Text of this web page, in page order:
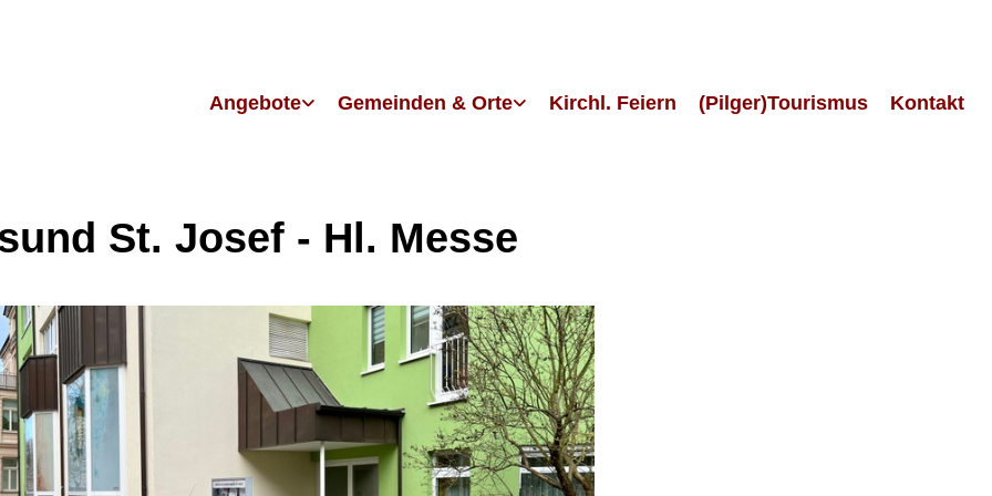
Angebote Gemeinden & Orte Kirchl. Feiern (Pilger)Tourismus Kontakt
St. Josef - Hl. Messe